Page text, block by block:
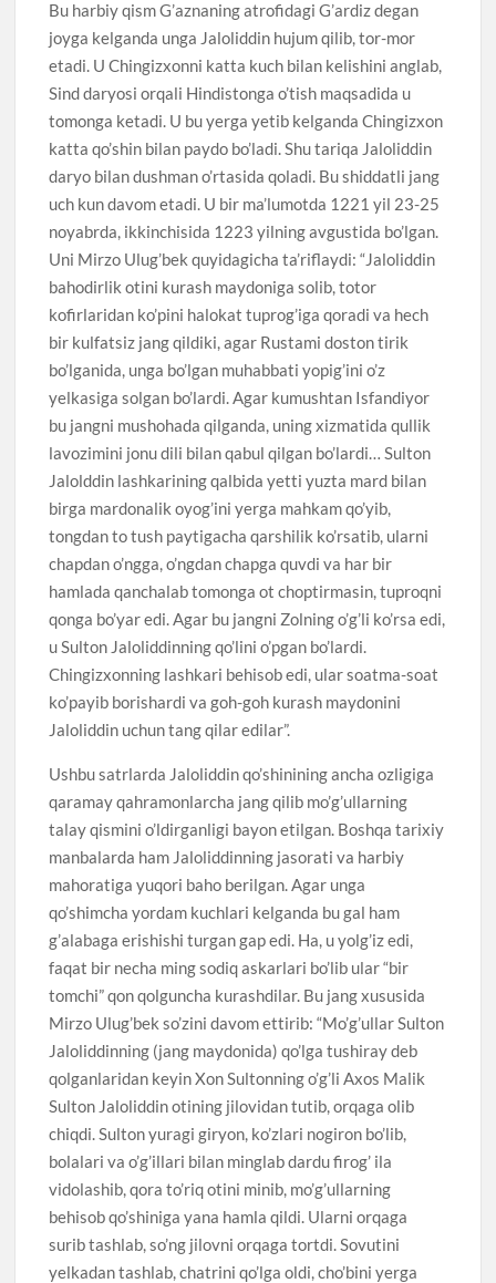
Bu harbiy qism G’aznaning atrofidagi G’ardiz degan
joyga kelganda unga Jaloliddin hujum qilib, tor-mor
etadi. U Chingizxonni katta kuch bilan kelishini anglab,
Sind daryosi orqali Hindistonga o’tish maqsadida u
tomonga ketadi. U bu yerga yetib kelganda Chingizxon
katta qo’shin bilan paydo bo’ladi. Shu tariqa Jaloliddin
daryo bilan dushman o’rtasida qoladi. Bu shiddatli jang
uch kun davom etadi. U bir ma’lumotda 1221 yil 23-25
noyabrda, ikkinchisida 1223 yilning avgustida bo’lgan.
Uni Mirzo Ulug’bek quyidagicha ta’riflaydi: “Jaloliddin
bahodirlik otini kurash maydoniga solib, totor
kofirlaridan ko’pini halokat tuprog’iga qoradi va hech
bir kulfatsiz jang qildiki, agar Rustami doston tirik
bo’lganida, unga bo’lgan muhabbati yopig’ini o’z
yelkasiga solgan bo’lardi. Agar kumushtan Isfandiyor
bu jangni mushohada qilganda, uning xizmatida qullik
lavozimini jonu dili bilan qabul qilgan bo’lardi… Sulton
Jalolddin lashkarining qalbida yetti yuzta mard bilan
birga mardonalik oyog’ini yerga mahkam qo’yib,
tongdan to tush paytigacha qarshilik ko’rsatib, ularni
chapdan o’ngga, o’ngdan chapga quvdi va har bir
hamlada qanchalab tomonga ot choptirmasin, tuproqni
qonga bo’yar edi. Agar bu jangni Zolning o’g’li ko’rsa edi,
u Sulton Jaloliddinning qo’lini o’pgan bo’lardi.
Chingizxonning lashkari behisob edi, ular soatma-soat
ko’payib borishardi va goh-goh kurash maydonini
Jaloliddin uchun tang qilar edilar”.
Ushbu satrlarda Jaloliddin qo’shinining ancha ozligiga
qaramay qahramonlarcha jang qilib mo’g’ullarning
talay qismini o’ldirganligi bayon etilgan. Boshqa tarixiy
manbalarda ham Jaloliddinning jasorati va harbiy
mahoratiga yuqori baho berilgan. Agar unga
qo’shimcha yordam kuchlari kelganda bu gal ham
g’alabaga erishishi turgan gap edi. Ha, u yolg’iz edi,
faqat bir necha ming sodiq askarlari bo’lib ular “bir
tomchi” qon qolguncha kurashdilar. Bu jang xususida
Mirzo Ulug’bek so’zini davom ettirib: “Mo’g’ullar Sulton
Jaloliddinning (jang maydonida) qo’lga tushiray deb
qolganlaridan keyin Xon Sultonning o’g’li Axos Malik
Sulton Jaloliddin otining jilovidan tutib, orqaga olib
chiqdi. Sulton yuragi giryon, ko’zlari nogiron bo’lib,
bolalari va o’g’illari bilan minglab dardu firog’ ila
vidolashib, qora to’riq otini minib, mo’g’ullarning
behisob qo’shiniga yana hamla qildi. Ularni orqaga
surib tashlab, so’ng jilovni orqaga tortdi. Sovutini
yelkadan tashlab, chatrini qo’lga oldi, cho’bini yerga